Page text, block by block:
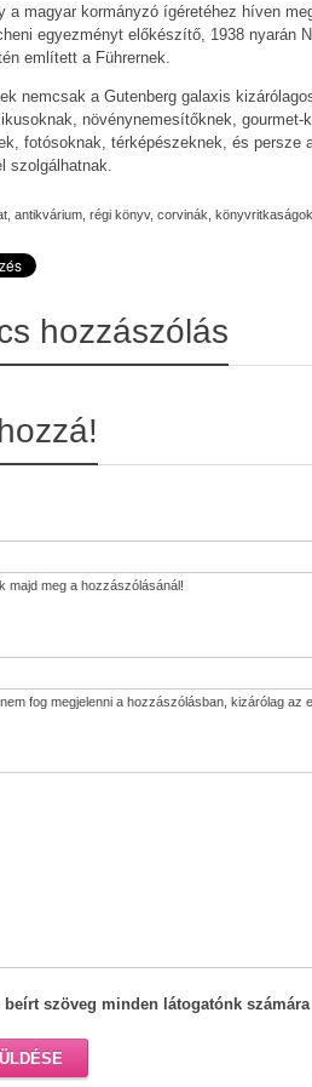
a magyar kormányzó ígéretéhez híven
egyezményt előkészítő, 1938 nyarán
említett a Führernek.
nemcsak a Gutenberg galaxis
növénynemesítőknek, gourmet-
fotósoknak, térképészeknek, és persze
szolgálhatnak.
antikvárium régi könyv, corvinák könyvritkaságok
hozzászólás
majd meg a hozzászólásánál!
fog megjelenni a hozzászólásban, kizárólag az
beírt szöveg minden látogatónk